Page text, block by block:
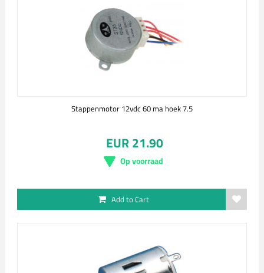
Stappenmotor 12vdc 60 ma hoek 7.5
EUR 21.90
Op voorraad
Add to Cart